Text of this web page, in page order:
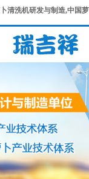
清洗机研发与制造,中国